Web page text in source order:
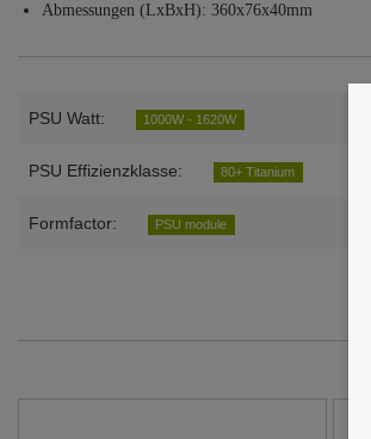
Abmessungen (LxBxH): 360x76x40mm
PSU Watt: 1000W - 1620W
PSU Effizienzklasse: 80+ Titanium
Formfactor: PSU module